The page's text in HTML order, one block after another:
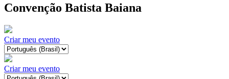
Convenção Batista Baiana
Criar meu evento
Criar meu evento